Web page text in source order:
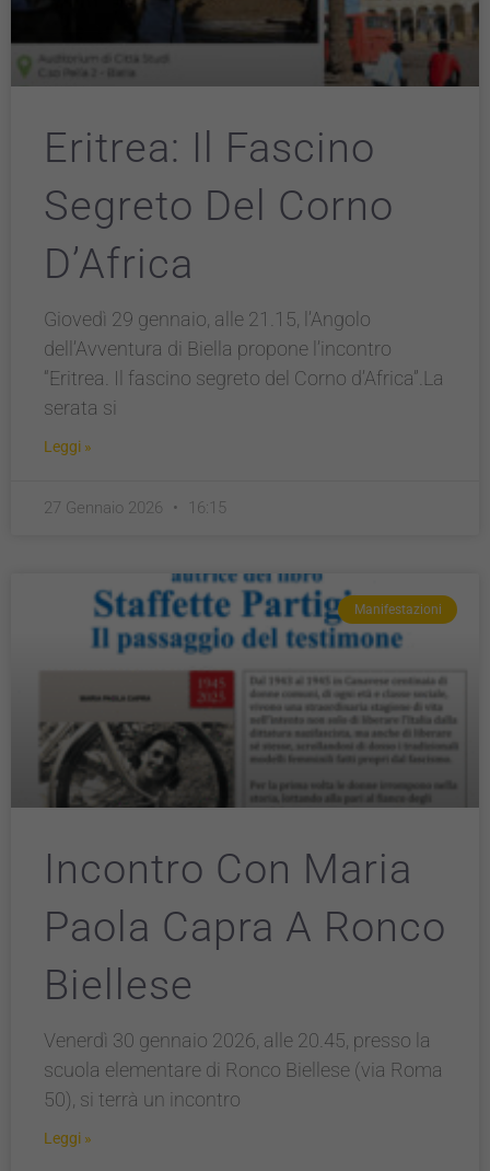
Eritrea: Il Fascino
Segreto Del Corno
D’Africa
Giovedì 29 gennaio, alle 21.15, l’Angolo
dell’Avventura di Biella propone l’incontro
“Eritrea. Il fascino segreto del Corno d’Africa”.La
serata si
Leggi »
27 Gennaio 2026 16:15
Manifestazioni
Incontro Con Maria
Paola Capra A Ronco
Biellese
Venerdì 30 gennaio 2026, alle 20.45, presso la
scuola elementare di Ronco Biellese (via Roma
50), si terrà un incontro
Leggi »